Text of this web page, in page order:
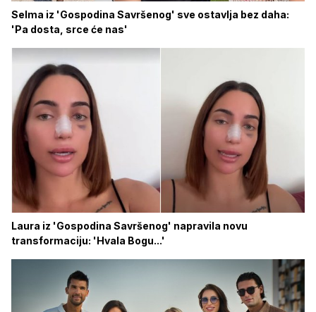
Selma iz 'Gospodina Savršenog' sve ostavlja bez daha:
'Pa dosta, srce će nas'
Laura iz 'Gospodina Savršenog' napravila novu
transformaciju: 'Hvala Bogu...'